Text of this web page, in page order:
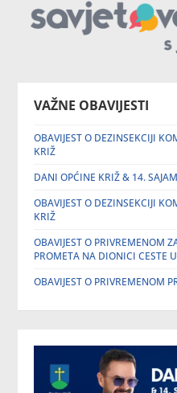
VAŽNE OBAVIJESTI
OBAVIJEST O DEZINSEKCIJI
KRIŽ
DANI OPĆINE KRIŽ & 14.
OBAVIJEST O DEZINSEKCIJI
KRIŽ
OBAVIJEST O PRIVREMENOM
PROMETA NA DIONICI CESTE
OBAVIJEST O PRIVREMENOM